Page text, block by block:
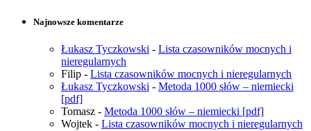
Najnowsze komentarze
Łukasz Tyczkowski - Lista czasowników mocnych i
nieregularnych
Filip - Lista czasowników mocnych i nieregularnych
Łukasz Tyczkowski - Metoda 1000 słów – niemiecki
[pdf]
Tomasz - Metoda 1000 słów – niemiecki [pdf]
Wojtek - Lista czasowników mocnych i nieregularnych